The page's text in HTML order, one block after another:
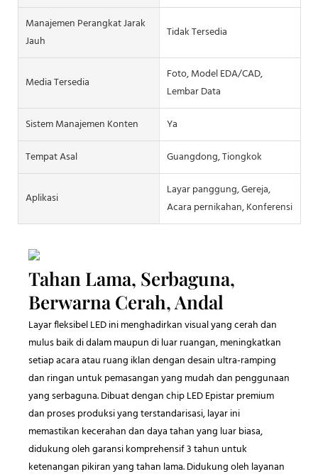
Manajemen Perangkat Jarak
Jauh
Tidak Tersedia
Media Tersedia
Foto, Model EDA/CAD,
Lembar Data
Sistem Manajemen Konten
Ya
Tempat Asal
Guangdong, Tiongkok
Aplikasi
Layar panggung, Gereja,
Acara pernikahan, Konferensi
Tahan Lama, Serbaguna,
Berwarna Cerah, Andal
Layar fleksibel LED ini menghadirkan visual yang cerah dan
mulus baik di dalam maupun di luar ruangan, meningkatkan
setiap acara atau ruang iklan dengan desain ultra-ramping
dan ringan untuk pemasangan yang mudah dan penggunaan
yang serbaguna. Dibuat dengan chip LED Epistar premium
dan proses produksi yang terstandarisasi, layar ini
memastikan kecerahan dan daya tahan yang luar biasa,
didukung oleh garansi komprehensif 3 tahun untuk
ketenangan pikiran yang tahan lama. Didukung oleh layanan